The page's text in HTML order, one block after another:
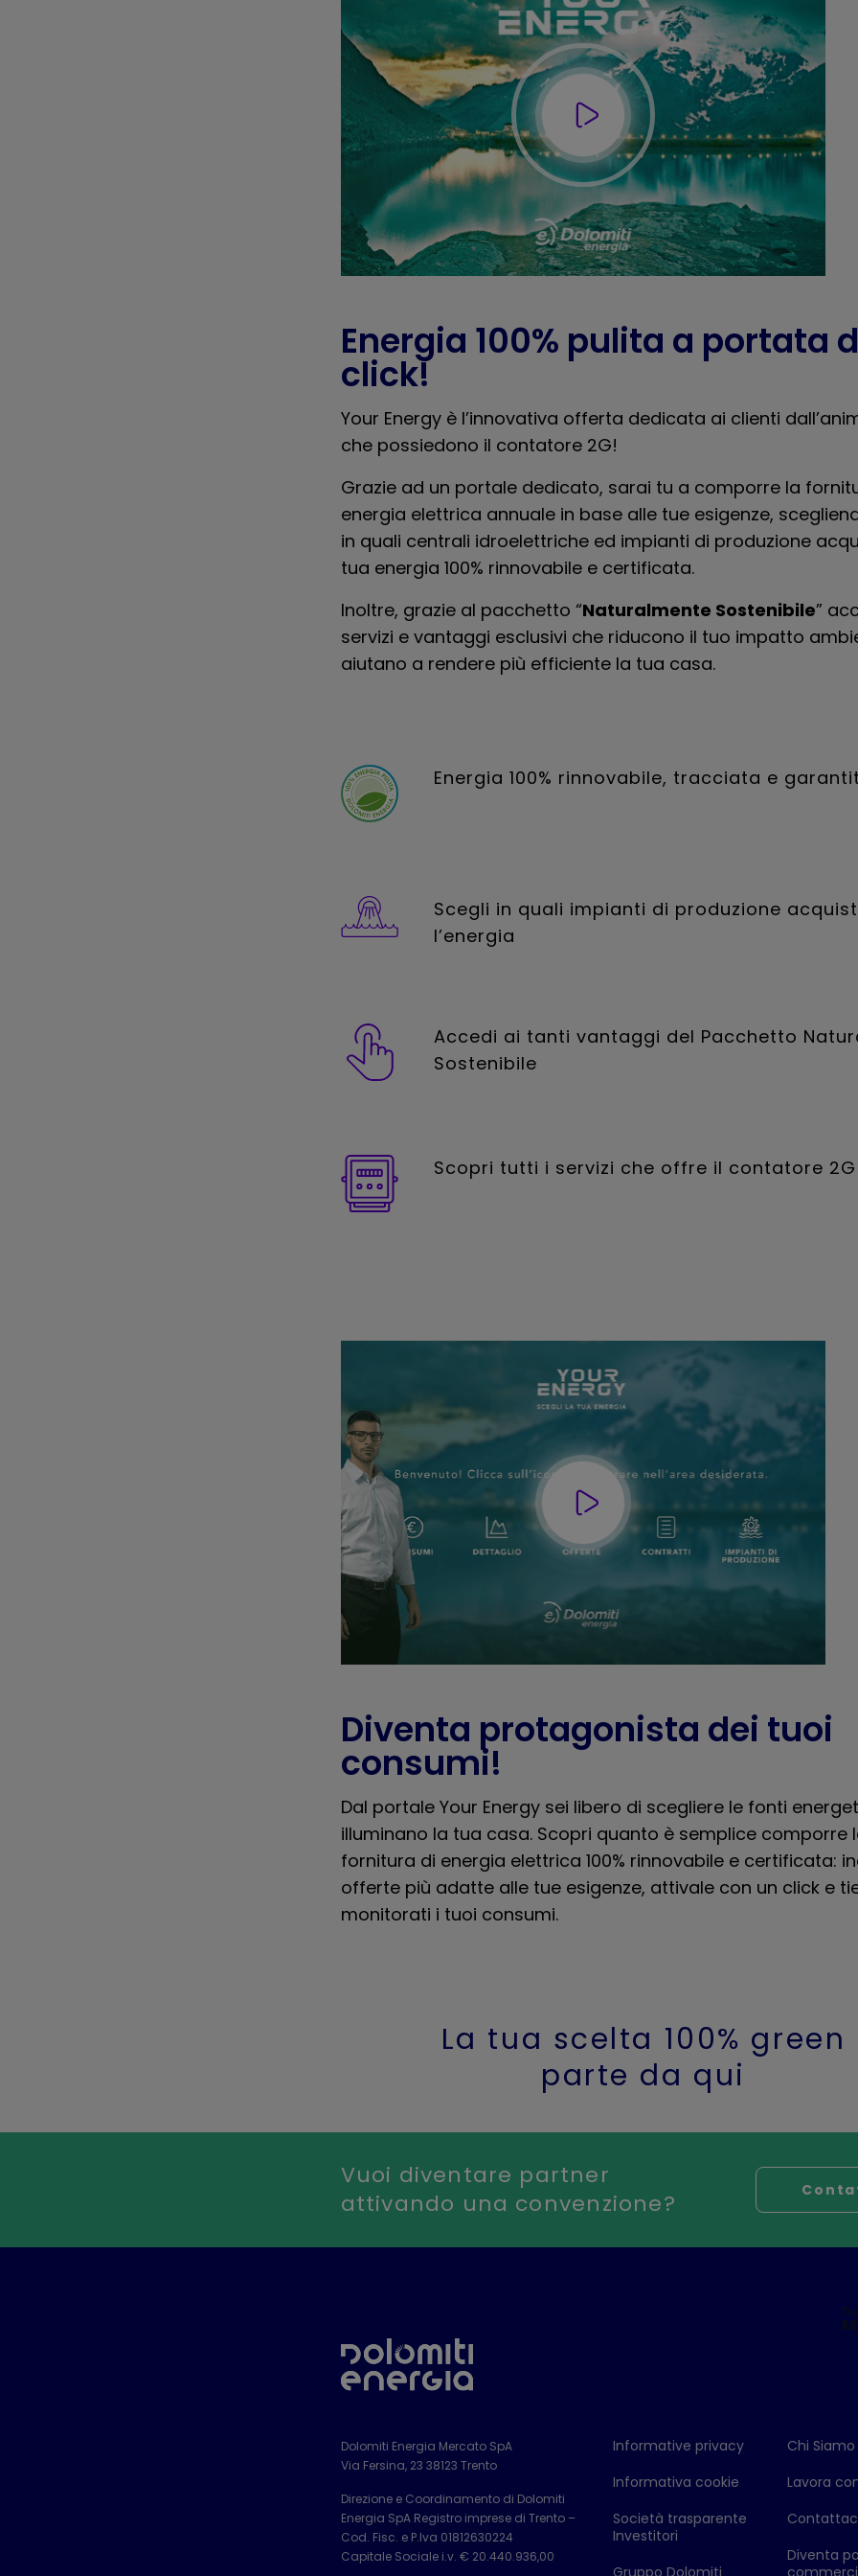
Energia 100% pulita a portata
click!
Your Energy è l’innovativa offerta dedicata ai clienti
che possiedono il contatore 2G!
Grazie ad un portale dedicato, sarai tu a comporre la
energia elettrica annuale in base alle tue esigenze,
in quali centrali idroelettriche ed impianti di produzione
tua energia 100% rinnovabile e certificata.
Inoltre, grazie al pacchetto “Naturalmente Sostenibile”
servizi e vantaggi esclusivi che riducono il tuo impatto
aiutano a rendere più efficiente la tua casa.
Energia 100% rinnovabile, tracciata e
Scegli in quali impianti di produzione
l’energia
Accedi ai tanti vantaggi del Pacchetto
Sostenibile
Scopri tutti i servizi che offre il contatore 2G
Diventa protagonista dei tuoi
consumi!
Dal portale Your Energy sei libero di scegliere le fonti
illuminano la tua casa. Scopri quanto è semplice comporre
fornitura di energia elettrica 100% rinnovabile e certificata:
offerte più adatte alle tue esigenze, attivale con un click e
monitorati i tuoi consumi.
La tua scelta 100% green
parte da qui
Vuoi diventare partner
attivando una convenzione?
Dolomiti Energia Mercato SpA
Via Fersina, 23 38123 Trento
Direzione e Coordinamento di Dolomiti
Energia SpA Registro imprese di Trento –
Cod. Fisc. e P.Iva 01812630224
Capitale Sociale i.v. € 20.440.936,00
Informative privacy
Informativa cookie
Società trasparente
Investitori
Gruppo Dolomiti
Chi Siamo
Lavora
Diventa